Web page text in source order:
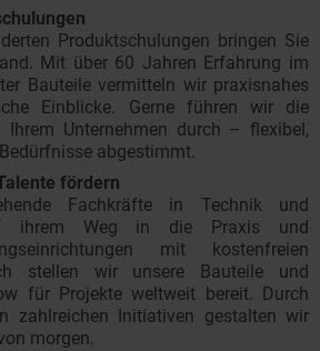
Produktschulungen bringen Sie
Mit über 60 Jahren Erfahrung im
Bauteile vermitteln wir praxisnahes
Einblicke. Gerne führen wir die
Ihrem Unternehmen durch – flexibel,
abgestimmt.
fördern
Fachkräfte in Technik und
ihrem Weg in die Praxis und
mit kostenfreien
stellen wir unsere Bauteile und
für Projekte weltweit bereit. Durch
zahlreichen Initiativen gestalten wir
morgen.